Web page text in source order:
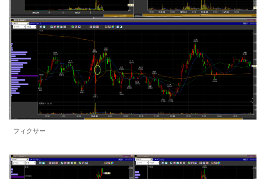
フィクサー